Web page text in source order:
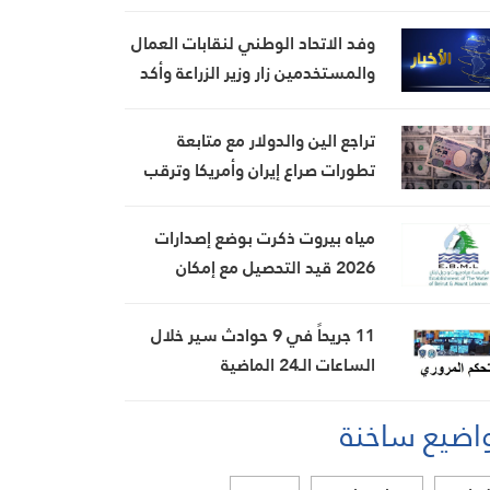
وفد الاتحاد الوطني لنقابات العمال
والمستخدمين زار وزير الزراعة وأكد
المزارعين والعمال الزراعيين
تراجع الين والدولار مع متابعة
تطورات صراع إيران وأمريكا وترقب
مياه بيروت ذكرت بوضع إصدارات
2026 قيد التحصيل مع إمكان
11 جريحاً في 9 حوادث سير خلال
الساعات الـ24 الماضية
ساخنة